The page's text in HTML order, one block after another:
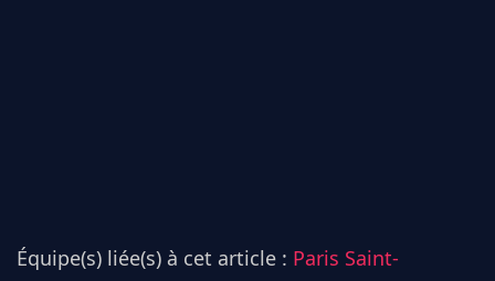
Équipe(s) liée(s) à cet article : Paris Saint-